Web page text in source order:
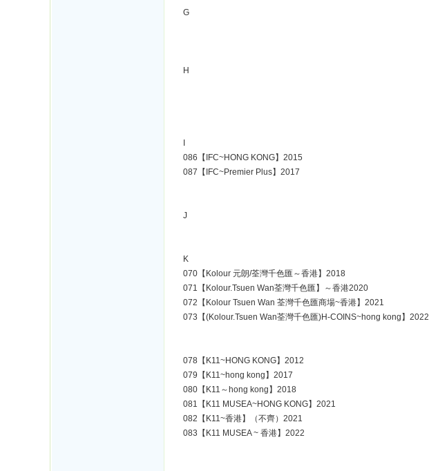
G
H
086【IFC~HONG KONG】2015
087【IFC~Premier Plus】2017
J
K
070【Kolour 元朗/荃灣千色匯～香港】2018
071【Kolour.Tsuen Wan荃灣千色匯】～香港2020
072【Kolour Tsuen Wan 荃灣千色匯商場~香港】2021
073【(Kolour.Tsuen Wan荃灣千色匯)H-COINS~hong kong】2022
078【K11~HONG KONG】2012
079【K11~hong kong】2017
080【K11～hong kong】2018
081【K11 MUSEA~HONG KONG】2021
082【K11~香港】（不齊）2021
083【K11 MUSEA ~ 香港】2022